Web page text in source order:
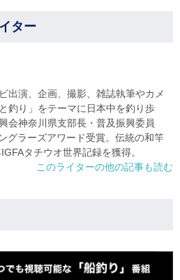
ター
出演、企画、撮影、雑誌執筆やカメ
釣り」をテーマに日本中を釣り歩
会神奈川県支部長・普及振興委員
グラーズアワード受賞。伝統の和竿
タチウオ世界記録を獲得。
このライターの他の記事も読む